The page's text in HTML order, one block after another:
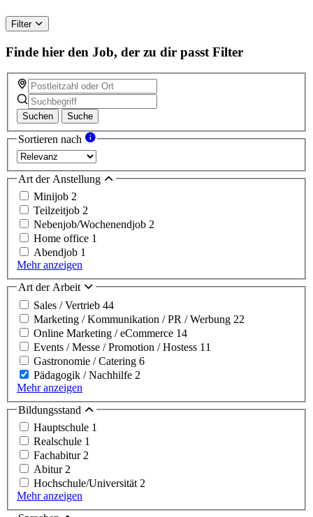
Filter
Finde hier den Job, der zu dir passt Filter
Suchen Suche
Sortieren nach
Art der Anstellung
Minijob 2
Teilzeitjob 2
Nebenjob/Wochenendjob 2
Home office 1
Abendjob 1
Mehr anzeigen
Art der Arbeit
Sales / Vertrieb 44
Marketing / Kommunikation / PR / Werbung 22
Online Marketing / eCommerce 14
Events / Messe / Promotion / Hostess 11
Gastronomie / Catering 6
Pädagogik / Nachhilfe 2
Mehr anzeigen
Bildungsstand
Hauptschule 1
Realschule 1
Fachabitur2
Abitur2
Hochschule/Universität2
Mehr anzeigen